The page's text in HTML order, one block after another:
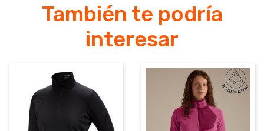
También te podría
interesar